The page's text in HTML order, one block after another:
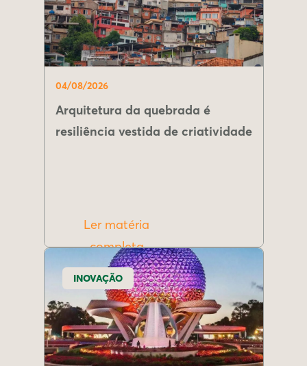
04/08/2026
Arquitetura da quebrada é
resiliência vestida de criatividade
Ler matéria
completa
INOVAÇÃO